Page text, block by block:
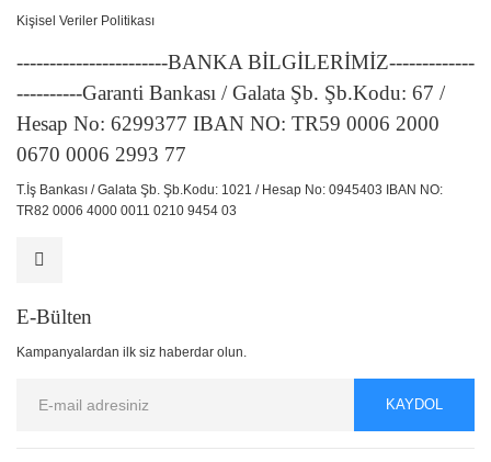
Kişisel Veriler Politikası
-----------------------BANKA BİLGİLERİMİZ-------------
----------Garanti Bankası / Galata Şb. Şb.Kodu: 67 /
Hesap No: 6299377 IBAN NO: TR59 0006 2000
0670 0006 2993 77
T.İş Bankası / Galata Şb. Şb.Kodu: 1021 / Hesap No: 0945403 IBAN NO:
TR82 0006 4000 0011 0210 9454 03
E-Bülten
Kampanyalardan ilk siz haberdar olun.
KAYDOL